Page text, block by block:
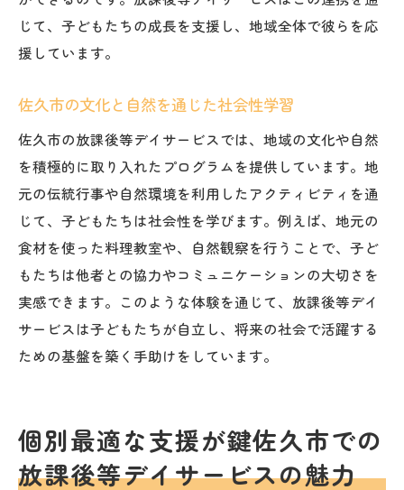
共に成長するための地域連携の重要性
地域全体で支える子どもの成長
じて、子どもたちの成長を支援し、地域全体で彼らを応
援しています。
佐久市の文化と自然を通じた社会性学習
佐久市の放課後等デイサービスでは、地域の文化や自然
を積極的に取り入れたプログラムを提供しています。地
元の伝統行事や自然環境を利用したアクティビティを通
じて、子どもたちは社会性を学びます。例えば、地元の
食材を使った料理教室や、自然観察を行うことで、子ど
もたちは他者との協力やコミュニケーションの大切さを
実感できます。このような体験を通じて、放課後等デイ
サービスは子どもたちが自立し、将来の社会で活躍する
ための基盤を築く手助けをしています。
個別最適な支援が鍵佐久市での
放課後等デイサービスの魅力